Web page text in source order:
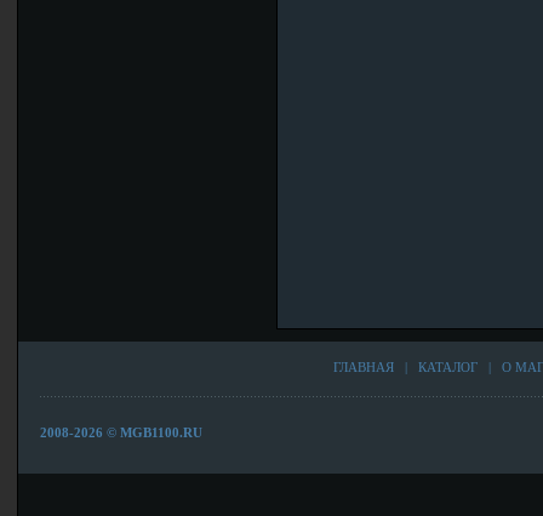
ГЛАВНАЯ| КАТАЛОГ| О
2008-2026 © MGB1100.RU